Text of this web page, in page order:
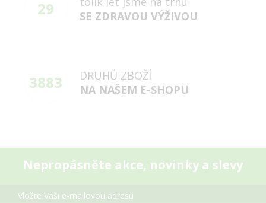
29
SE ZDRAVOU VÝŽIVOU
3883
DRUHŮ ZBOŽÍ
NA NAŠEM E-SHOPU
Nepropásněte akce, novinky a slevy